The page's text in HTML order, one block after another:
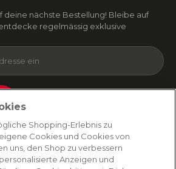
deine nächste Bestellung! Bleibe auf
regelmässig exklusive
Newsletter abmelden. Indem du fortfährst, stimmst
und Datenschutzbestimmungen zu
Shopping-Erlebnis zu
Cookies und Cookies von
uns, den Shop zu verbessern
Anzeigen und